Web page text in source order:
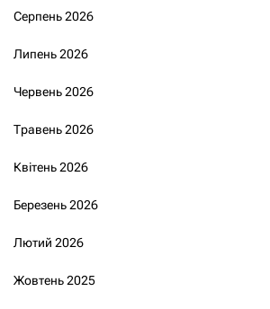
Серпень 2026
Липень 2026
Червень 2026
Травень 2026
Квітень 2026
Березень 2026
Лютий 2026
Жовтень 2025